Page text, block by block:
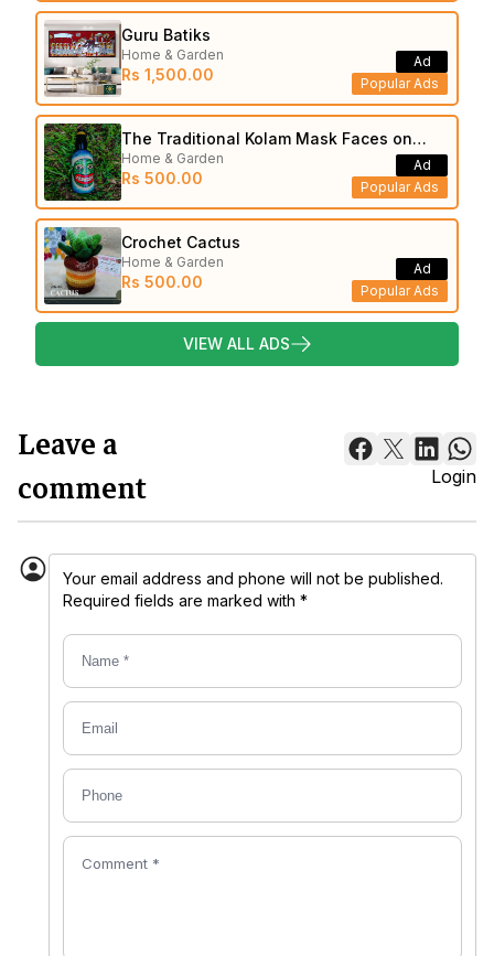
Guru Batiks
Home & Garden
Rs 1,500.00 Popular Ads
Ad
The Traditional Kolam Mask Faces on
Bottle
Home & Garden
Rs 500.00 Popular Ads
Ad
Crochet Cactus
Home & Garden
Rs 500.00 Popular Ads
Ad
VIEW ALL ADS
Leave a
comment
Login
Your email address and phone will not be published.
Required fields are marked with *